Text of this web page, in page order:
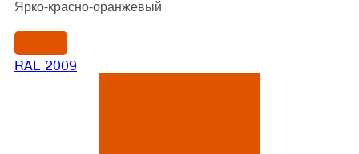
Ярко-красно-оранжевый
RAL 2009